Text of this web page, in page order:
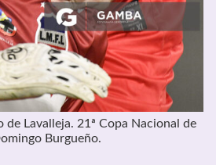
Lavalleja. 21ª Copa Nacional de
Burgueño.